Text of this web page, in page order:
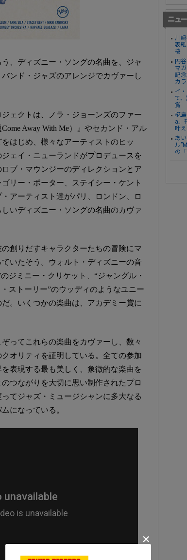
、ディズニー・ソングの名曲を、ジャ
ンド・ジャズのアレンジでカヴァーし
ェクトは、ノラ・ジョーンズのファー
Away With Me）』やセカンド・アル
はじめ、様々なアーティストのヒッ
ェイ・ニューランドがプロデュースを
ブ・マウンジーのディレクションとア
リー・ポーター、ステイシー・ケント
アーティスト達がパリ、ロンドン、ロ
いディズニー・ソングの名曲のカヴァ
創りだすキャラクターたちの冒険にマ
いたそう。ウォルト・ディズニーの音
ジミニー・クリケット、“ジャングル・
ストーリー”のウッディのようなユニー
。いくつかの楽曲は、アカデミー賞に
ってこれらの楽曲をカヴァーし、数々
オリティを証明している。全ての参加
表現する最も美しく、象徴的な楽曲を
つながりを大切に思い制作されたプロ
てジャズ・ミュージシャンに多大なる
になっている。
川
表
桜
円
マ
記
カ
イ
て
賞
椛
a」
叶
あ
ル
の